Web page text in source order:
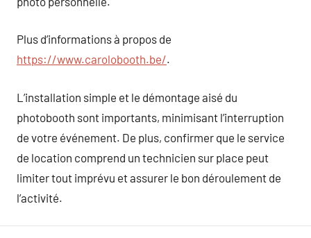
Plus d’informations à propos de
https://www.carolobooth.be/.
L’installation simple et le démontage aisé du
photobooth sont importants, minimisant l’interruption
de votre événement. De plus, confirmer que le service
de location comprend un technicien sur place peut
limiter tout imprévu et assurer le bon déroulement de
l’activité.